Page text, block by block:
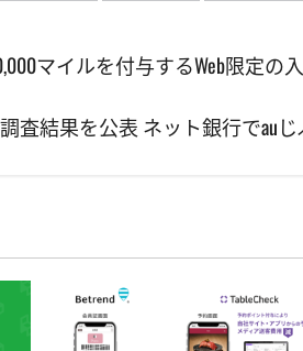
マイルを付与するWeb限定の
査結果を公表 ネット銀行でau